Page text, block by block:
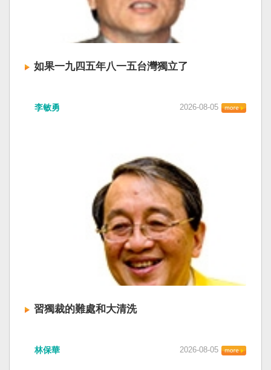
如果一九四五年八一五台灣獨立了
李敏勇 2026-08-05
習獨裁的難處和大清洗
林保華 2026-08-05